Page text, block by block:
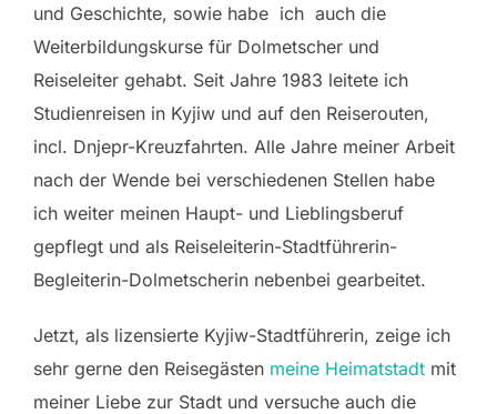
und Geschichte, sowie habe ich auch die
Weiterbildungskurse für Dolmetscher und
Reiseleiter gehabt. Seit Jahre 1983 leitete ich
Studienreisen in Kyjiw und auf den Reiserouten,
incl. Dnjepr-Kreuzfahrten. Alle Jahre meiner Arbeit
nach der Wende bei verschiedenen Stellen habe
ich weiter meinen Haupt- und Lieblingsberuf
gepflegt und als Reiseleiterin-Stadtführerin-
Begleiterin-Dolmetscherin nebenbei gearbeitet.
Jetzt, als lizensierte Kyjiw-Stadtführerin, zeige ich
sehr gerne den Reisegästen meine Heimatstadt mit
meiner Liebe zur Stadt und versuche auch die